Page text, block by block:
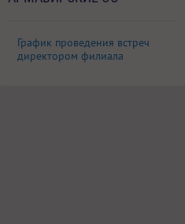
График проведения встреч
директором филиала